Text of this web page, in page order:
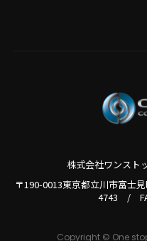
株式会社ワンスト
〒190-0013東京都立川市富士
4743 /
Copyright © One